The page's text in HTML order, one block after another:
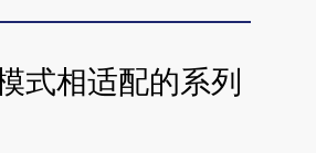
式相适配的系列